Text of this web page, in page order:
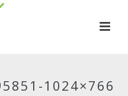
1024×766